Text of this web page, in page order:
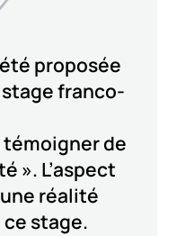
proposée
stage franco-
de
». L’aspect
réalité
stage.